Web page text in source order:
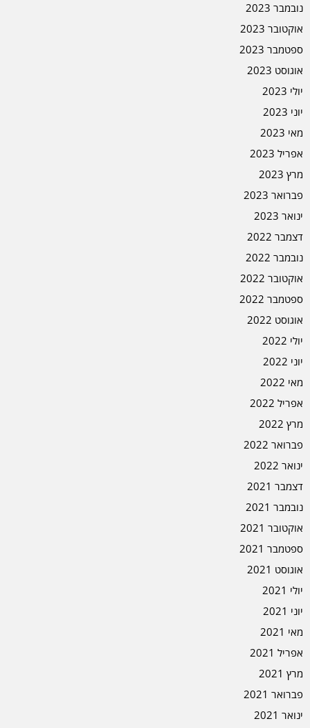
נובמבר 2023
אוקטובר 2023
ספטמבר 2023
אוגוסט 2023
יולי 2023
יוני 2023
מאי 2023
אפריל 2023
מרץ 2023
פברואר 2023
ינואר 2023
דצמבר 2022
נובמבר 2022
אוקטובר 2022
ספטמבר 2022
אוגוסט 2022
יולי 2022
יוני 2022
מאי 2022
אפריל 2022
מרץ 2022
פברואר 2022
ינואר 2022
דצמבר 2021
נובמבר 2021
אוקטובר 2021
ספטמבר 2021
אוגוסט 2021
יולי 2021
יוני 2021
מאי 2021
אפריל 2021
מרץ 2021
פברואר 2021
ינואר 2021